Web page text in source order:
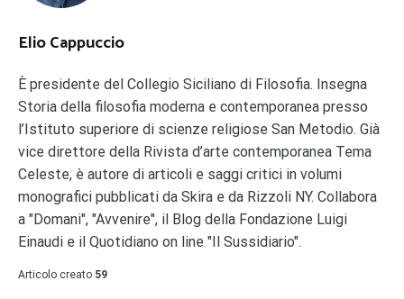
Elio Cappuccio
È presidente del Collegio Siciliano di Filosofia. Insegna
Storia della filosofia moderna e contemporanea presso
l’Istituto superiore di scienze religiose San Metodio. Già
vice direttore della Rivista d’arte contemporanea Tema
Celeste, è autore di articoli e saggi critici in volumi
monografici pubblicati da Skira e da Rizzoli NY. Collabora
a "Domani", "Avvenire", il Blog della Fondazione Luigi
Einaudi e il Quotidiano on line "Il Sussidiario".
Articolo creato 59